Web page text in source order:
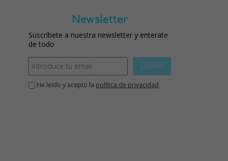
Newsletter
Suscríbete a nuestra newsletter y enterate
de todo
ENVIAR
He leído y acepto la política de privacidad